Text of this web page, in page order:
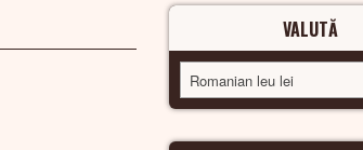
VALUTĂ
Romanian leu lei